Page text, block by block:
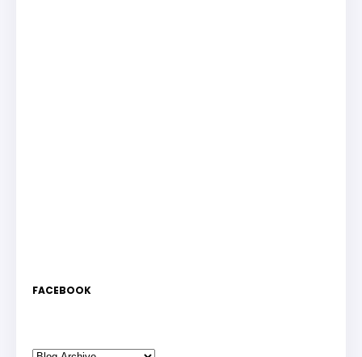
FACEBOOK